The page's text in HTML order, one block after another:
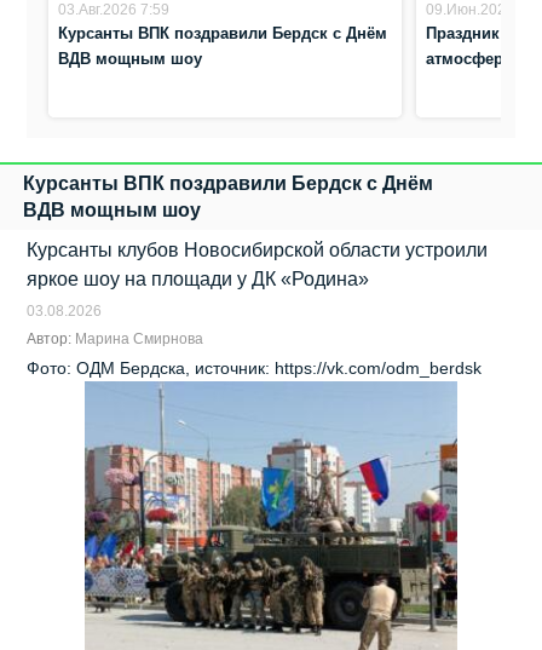
03.Авг.2026 7:59
Курсанты ВПК поздравили Бердск с Днём
ВДВ мощным шоу
09.Июн.2026
Праздник
атмосфера
Курсанты ВПК поздравили Бердск с Днём
ВДВ мощным шоу
Курсанты клубов Новосибирской области устроили
яркое шоу на площади у ДК «Родина»
03.08.2026
Автор: Марина Смирнова
Фото: ОДМ Бердска, источник: https://vk.com/odm_berdsk